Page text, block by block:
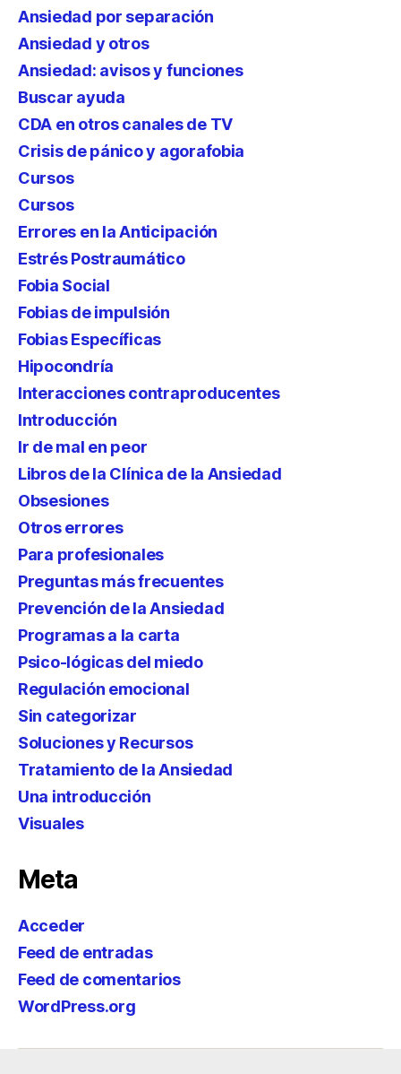
Ansiedad por separación
Ansiedad y otros
Ansiedad: avisos y funciones
Buscar ayuda
CDA en otros canales de TV
Crisis de pánico y agorafobia
Cursos
Cursos
Errores en la Anticipación
Estrés Postraumático
Fobia Social
Fobias de impulsión
Fobias Específicas
Hipocondría
Interacciones contraproducentes
Introducción
Ir de mal en peor
Libros de la Clínica de la Ansiedad
Obsesiones
Otros errores
Para profesionales
Preguntas más frecuentes
Prevención de la Ansiedad
Programas a la carta
Psico-lógicas del miedo
Regulación emocional
Sin categorizar
Soluciones y Recursos
Tratamiento de la Ansiedad
Una introducción
Visuales
Meta
Acceder
Feed de entradas
Feed de comentarios
WordPress.org